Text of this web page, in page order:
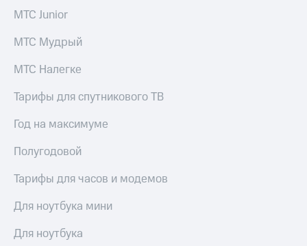
МТС Junior
МТС Мудрый
МТС Налегке
Тарифы для спутникового ТВ
Год на максимуме
Полугодовой
Тарифы для часов и модемов
Для ноутбука мини
Для ноутбука